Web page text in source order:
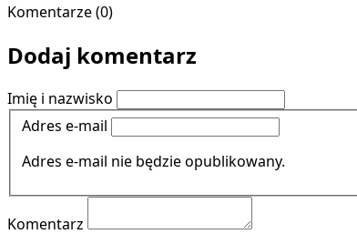
Komentarze (0)
Dodaj komentarz
Imię i nazwisko
Adres e-mail
Adres e-mail nie będzie opublikowany.
Komentarz